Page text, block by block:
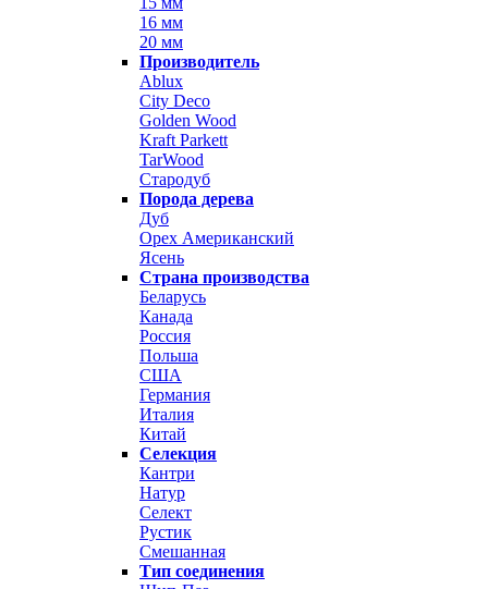
16 мм
20 мм
Производитель
Ablux
City Deco
Golden Wood
Kraft Parkett
TarWood
Стародуб
Порода дерева
Дуб
Орех Американский
Ясень
Страна производства
Беларусь
Канада
Россия
Польша
США
Германия
Италия
Китай
Селекция
Кантри
Натур
Селект
Рустик
Смешанная
Тип соединения